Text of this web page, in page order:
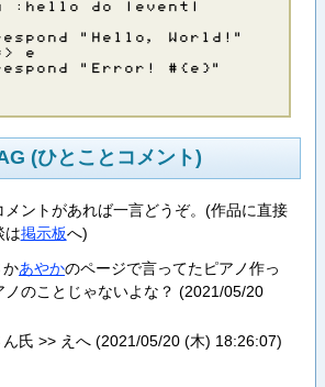
：​ｈ​ｅ​ｌ​ｌ​ｏ​ ​ｄ​ｏ​ ​｜​ｅ​ｖ​ｅ​ｎ​ｔ​｜
ｓ​ｐ​ｏ​ｎ​ｄ​ ​”​Ｈ​ｅ​ｌ​ｌ​ｏ​，​ ​Ｗ​ｏ​ｒ​ｌ​ｄ​！​”
＞​ ​ｅ
ｓ​ｐ​ｏ​ｎ​ｄ​ ​”​Ｅ​ｒ​ｒ​ｏ​ｒ​！​ ​＃​｛​ｅ​｝​”
(ひとことコメント)
メントがあれば一言どうぞ。(作品に直接
は掲示板へ)
あやかのページで言ってたピアノ作っ
ノのことじゃないよな？ (2021/05/20
氏 >> えへ (2021/05/20 (木) 18:26:07)